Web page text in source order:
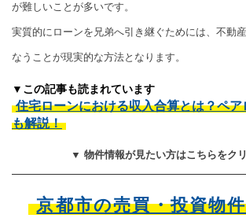
が難しいことが多いです。
実質的にローンを兄弟へ引き継ぐためには、不動
なうことが現実的な方法となります。
▼この記事も読まれています
住宅ローンにおける収入合算とは？ペ
も解説！
▼ 物件情報が見たい方はこちらをク
京都市の売買・投資物